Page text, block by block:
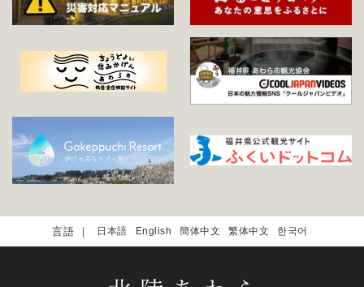
日本語 English 簡体中文 繁体中文 한국어